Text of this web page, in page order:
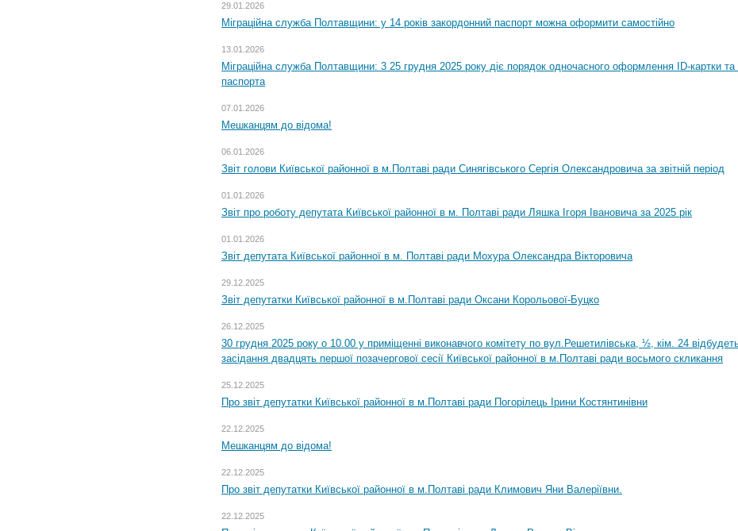
29.01.2026
Міграційна служба Полтавщини: у 14 років закордонний паспорт можна оформити самостійно
13.01.2026
Міграційна служба Полтавщини: 3 25 грудня 2025 року діє порядок одночасного оформлення ID-картки та
паспорта
07.01.2026
Мешканцям до відома!
06.01.2026
Звіт голови Київської районної в м.Полтаві ради Синягівського Сергія Олександровича за звітній період
01.01.2026
Звіт про роботу депутата Київської районної в м. Полтаві ради Ляшка Ігоря Івановича за 2025 рік
01.01.2026
Звіт депутата Київської районної в м. Полтаві ради Мохура Олександра Вікторовича
29.12.2025
Звіт депутатки Київської районної в м.Полтаві ради Оксани Корольової-Буцко
26.12.2025
30 грудня 2025 року о 10.00 у приміщенні виконавчого комітету по вул.Решетилівська, ½, кім. 24
засідання двадцять першої позачергової сесії Київської районної в м.Полтаві ради восьмого скликання
25.12.2025
Про звіт депутатки Київської районної в м.Полтаві ради Погорілець Ірини Костянтинівни
22.12.2025
Мешканцям до відома!
22.12.2025
Про звіт депутатки Київської районної в м.Полтаві ради Климович Яни Валеріївни.
22.12.2025